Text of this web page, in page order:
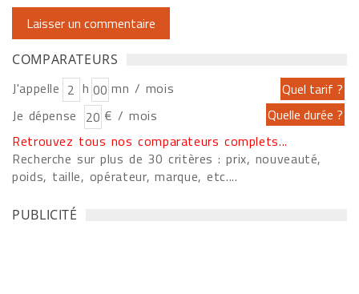
COMPARATEURS
J'appelle h
mn / mois
Je dépense
€ / mois
Retrouvez tous nos comparateurs complets...
Recherche sur plus de 30 critères : prix, nouveauté,
poids, taille, opérateur, marque, etc....
PUBLICITÉ